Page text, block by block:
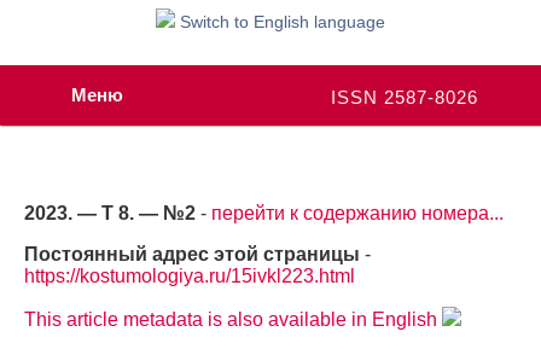
Switch to English language
ISSN 2587-8026
Меню
2023. — Т 8. — №2 - перейти к содержанию номера...
Постоянный адрес этой страницы -
https://kostumologiya.ru/15ivkl223.html
This article metadata is also available in English